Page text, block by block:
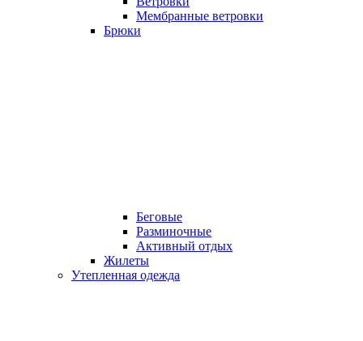
Мембранные ветровки
Брюки
Беговые
Разминочные
Активный отдых
Жилеты
Утепленная одежда